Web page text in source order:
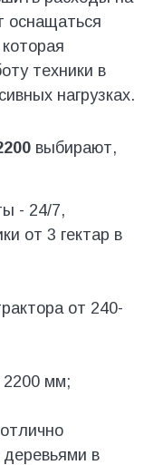
оснащаться
техники в
нагрузках.
выбирают,
- 24/7,
от 3 гектар в
от 240-
2200 мм;
в